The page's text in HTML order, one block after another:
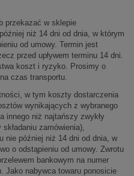
przekazać w sklepie
niż 14 dni od dnia, w którym
od umowy. Termin jest
przed upływem terminu 14 dni.
koszt i ryzyko. Prosimy o
czas transportu.
w tym koszty dostarczenia
wynikających z wybranego
innego niż najtańszy zwykły
zamówienia),
nie później niż 14 dni od dnia, w
o odstąpieniu od umowy. Zwrotu
bankowym na numer
Jako nabywca towaru ponosicie